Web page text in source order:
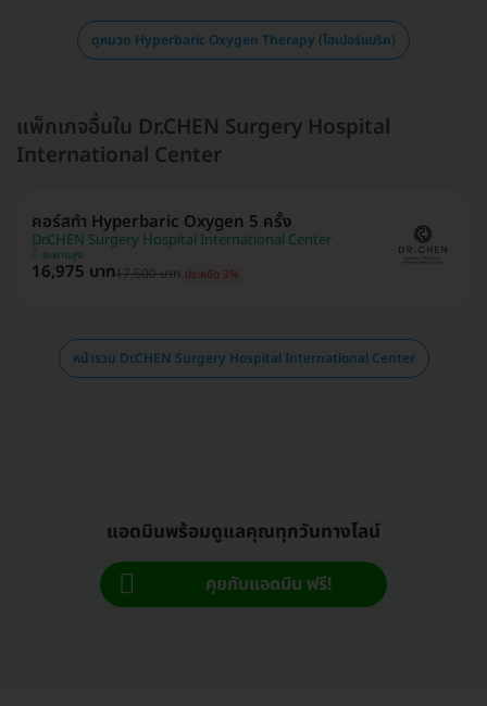
ดูหมวด Hyperbaric Oxygen Therapy (ไฮเปอร์แบริค)
แพ็กเกจอื่นใน Dr.CHEN Surgery Hospital
International Center
คอร์สทำ Hyperbaric Oxygen 5 ครั้ง
Dr.CHEN Surgery Hospital International Center
สะพานสูง
16,975 บาท17,500 บาท ประหยัด 3%
หน้ารวม Dr.CHEN Surgery Hospital International Center
แอดมินพร้อมดูแลคุณทุกวันทางไลน์
คุยกับแอดมิน ฟรี!